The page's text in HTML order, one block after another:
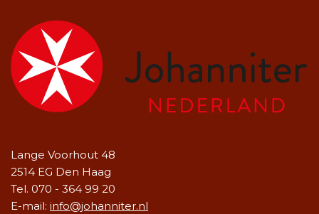
Lange Voorhout 48
2514 EG Den Haag
Tel. 070 - 364 99 20
E-mail: info@johanniter.nl